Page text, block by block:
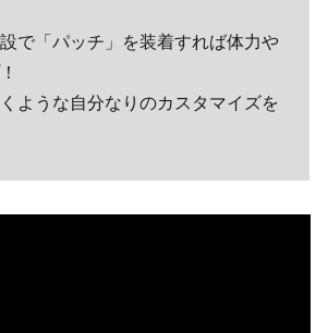
で「パッチ」を装着すれば体力や
ような自分なりのカスタマイズを